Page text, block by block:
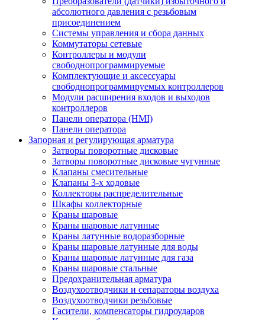
абсолютного давления с резьбовым
присоединением
Системы управления и сбора данных
Коммутаторы сетевые
Контроллеры и модули
свободнопрограммируемые
Комплектующие и аксессуары
свободнопрограммируемых контроллеров
Модули расширения входов и выходов
контроллеров
Панели оператора (HMI)
Панели оператора
Запорная и регулирующая арматура
Затворы поворотные дисковые
Затворы поворотные дисковые чугунные
Клапаны смесительные
Клапаны 3-х ходовые
Коллекторы распределительные
Шкафы коллекторные
Краны шаровые
Краны шаровые латунные
Краны латунные водоразборные
Краны шаровые латунные для воды
Краны шаровые латунные для газа
Краны шаровые стальные
Предохранительная арматура
Воздухоотводчики и сепараторы воздуха
Воздухоотводчики резьбовые
Гасители, компенсаторы гидроударов